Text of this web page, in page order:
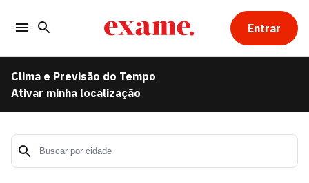
Entrar
Clima e Previsão do Tempo
Ativar minha localização